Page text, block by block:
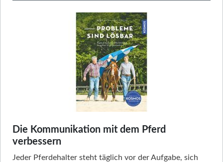
Die Kommunikation mit dem Pferd
verbessern
Jeder Pferdehalter steht täglich vor der Aufgabe, sich